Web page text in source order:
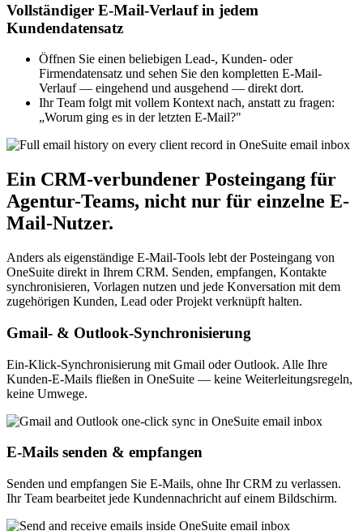
Vollständiger E-Mail-Verlauf in jedem
Kundendatensatz
Öffnen Sie einen beliebigen Lead-, Kunden- oder
Firmendatensatz und sehen Sie den kompletten E-Mail-
Verlauf — eingehend und ausgehend — direkt dort.
Ihr Team folgt mit vollem Kontext nach, anstatt zu fragen:
„Worum ging es in der letzten E-Mail?"
Ein CRM-verbundener Posteingang für
Agentur-Teams, nicht nur für einzelne E-
Mail-Nutzer.
Anders als eigenständige E-Mail-Tools lebt der Posteingang von
OneSuite direkt in Ihrem CRM. Senden, empfangen, Kontakte
synchronisieren, Vorlagen nutzen und jede Konversation mit dem
zugehörigen Kunden, Lead oder Projekt verknüpft halten.
Gmail- & Outlook-Synchronisierung
Ein-Klick-Synchronisierung mit Gmail oder Outlook. Alle Ihre
Kunden-E-Mails fließen in OneSuite — keine Weiterleitungsregeln,
keine Umwege.
E-Mails senden & empfangen
Senden und empfangen Sie E-Mails, ohne Ihr CRM zu verlassen.
Ihr Team bearbeitet jede Kundennachricht auf einem Bildschirm.